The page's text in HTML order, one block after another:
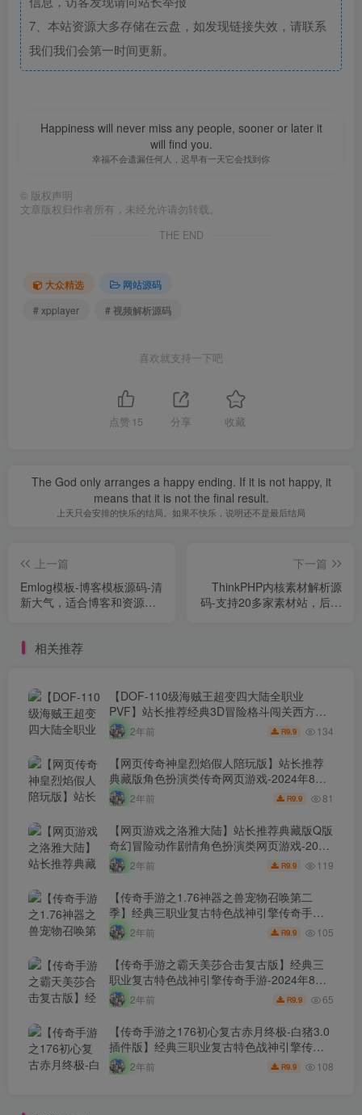
7、本站资源大多存储在云盘，如发现链接失效，请联系
我们我们会第一时间更新。
Happiness will never miss any people, sooner or later it
will find you.
幸福不会遗漏任何人，迟早有一天它会找到你
© 版权声明
文章版权归作者所有，未经允许请勿转载。
THE END
大众精选
网站源码
# xpplayer
# 视频解析源码
喜欢就支持一下吧
点赞 15 分享 收藏
The God only arranges a happy ending. If it is not happy, it
means that it is not the final result.
上天只会安排的快乐的结局。如果不快乐，说明还不是最后结局
上一篇
Emlog模板-博客模板源码-清
新大气，适合博客和资源整
下一篇
ThinkPHP内核素材解析源
码-支持20多家素材站，后台
相关推荐
【DOF-110级海贼王超变四大陆全职业
PVF】站长推荐经典3D冒险格斗闯关西方魔
幻端游-2024年8月8日最新打包Linux服务端
源码视频架设教程-等级补丁-配套完整客户
端！
2年前 R9.9 134
【网页传奇神皇烈焰假人陪玩版】站长推荐
典藏版角色扮演类传奇网页游戏-2024年8月8
日最新打包Wn服务端源码视频架设教程-配套
GM工具！
2年前 R9.9 81
【网页游戏之洛雅大陆】站长推荐典藏版Q版
奇幻冒险动作剧情角色扮演类网页游戏-2024
年8月7日最新打包Wn服务端源码视频架设教
程-微端-GM工具-详细外网教程！
2年前 R9.9 119
【传奇手游之1.76神器之兽宠物召唤第二
季】经典三职业复古特色战神引擎传奇手
游-2024年8月7日最新打包Win服务端源码视
频架设教程-新版GM多功能网页授权物品后
台-GM直冲网页后台-安卓苹果IOS双端版
本！
2年前 R9.9 105
【传奇手游之霸天美莎合击复古版】经典三
职业复古特色战神引擎传奇手游-2024年8月7
日最新打包Win服务端源码视频架设教程-新
版GM多功能网页授权物品后台-GM直冲网页
后台-安卓苹果IOS双端版本！
2年前 R9.9 65
【传奇手游之176初心复古赤月终极-白猪3.0
插件版】经典三职业复古特色战神引擎传奇
手游-2024年8月6日最新打包Win服务端源码
视频架设教程-新版GM多功能网页授权物品
2年前 R9.9 108